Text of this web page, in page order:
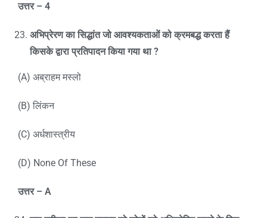
उत्तर– 4
अभिप्रेरण का सिद्धांत जो आवश्यकताओं को क्रमबद्ध करता हैं
किसके द्वारा प्रतिपादन किया गया था ?
(A) अब्राहम मस्लो
(B) लिंकन
(C) अर्धशास्त्रीय
(D) None Of These
उत्तर – A